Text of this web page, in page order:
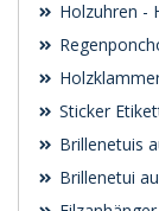
Holzuhren -
Sticker
Brillenetuis
Brillenetui